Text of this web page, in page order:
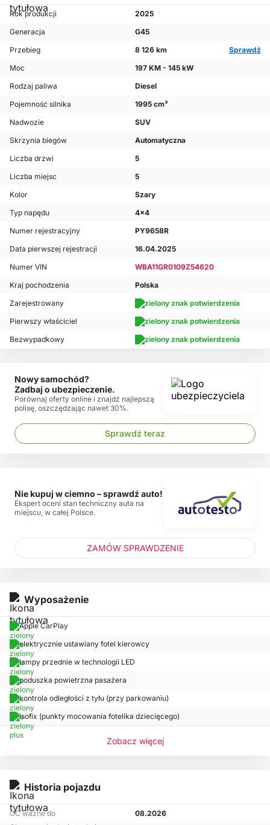
Rok produkcji
2025
Generacja
G45
Przebieg
8 126 km
Sprawdź
Moc
197 KM - 145 kW
Rodzaj paliwa
Diesel
Pojemność silnika
1995 cm³
Nadwozie
SUV
Skrzynia biegów
Automatyczna
Liczba drzwi
5
Liczba miejsc
5
Kolor
Szary
Typ napędu
4x4
Numer rejestracyjny
PY9658R
Data pierwszej rejestracji
16.04.2025
Numer VIN
WBA11GR0109Z54620
Kraj pochodzenia
Polska
Zarejestrowany
Pierwszy właściciel
Bezwypadkowy
Wyposażenie
Apple CarPlay
elektrycznie ustawiany fotel kierowcy
lampy przednie w technologii LED
poduszka powietrzna pasażera
kontrola odległości z tyłu (przy parkowaniu)
Isofix (punkty mocowania fotelika dziecięcego)
Zobacz więcej
Historia pojazdu
OC ważne do
08.2026
Nowy samochód?
Zadbaj o ubezpieczenie.
Porównaj oferty online i znajdź najlepszą
polisę, oszczędzając nawet 30%.
Sprawdź teraz
Nie kupuj w ciemno – sprawdź auto!
Ekspert oceni stan techniczny auta na
miejscu, w całej Polsce.
ZAMÓW SPRAWDZENIE